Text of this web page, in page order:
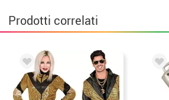
Prodotti correlati